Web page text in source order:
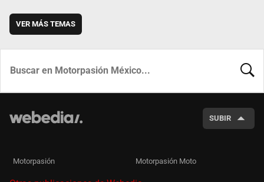
VER MÁS TEMAS
SUBIR
Motorpasión Motorpasión Moto